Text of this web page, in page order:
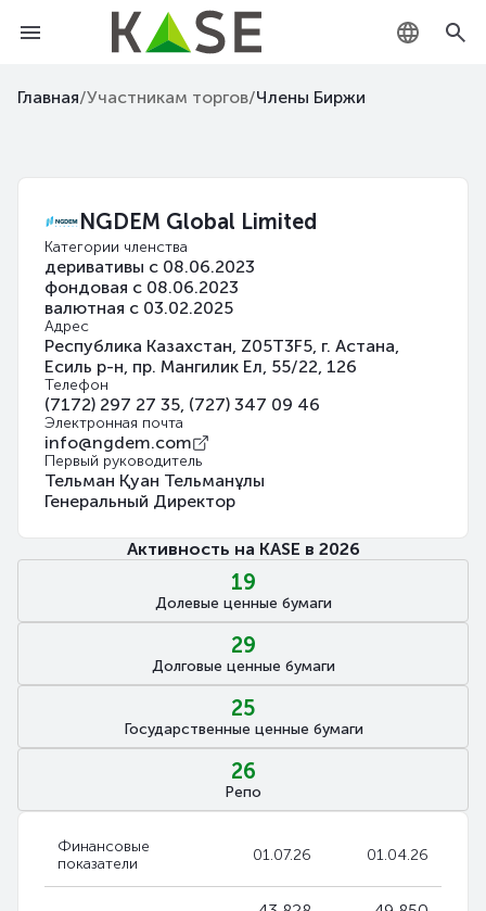
Главная/Участникам торгов/Члены Биржи
NGDEM Global Limited
Категории членства
деривативы с 08.06.2023
фондовая с 08.06.2023
валютная с 03.02.2025
Адрес
Республика Казахстан, Z05T3F5, г. Астана,
Есиль р-н, пр. Мангилик Ел, 55/22, 126
Телефон
(7172) 297 27 35, (727) 347 09 46
Электронная почта
info@ngdem.com
Первый руководитель
Тельман Қуан Тельманұлы
Генеральный Директор
Активность на KASE в 2026
19
Долевые ценные бумаги
29
Долговые ценные бумаги
25
Государственные ценные бумаги
26
Репо
Финансовые
показатели
01.07.26 01.04.26